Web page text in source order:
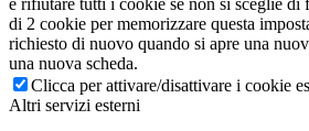
di 2 cookie per memorizzare questa
richiesto di nuovo quando si apre una
una nuova scheda.
Clicca per attivare/disattivare i cookie
Altri servizi esterni